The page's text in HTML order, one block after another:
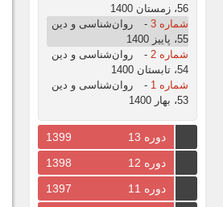
56، زمستان 1400
شماره 3
-
روان‌شناسی و دین
55، پاییز 1400
شماره 2
-
روان‌شناسی و دین
54، تابستان 1400
شماره 1
-
روان‌شناسی و دین
53، بهار 1400
دوره 13
1399
دوره 12
1398
دوره 11
1397